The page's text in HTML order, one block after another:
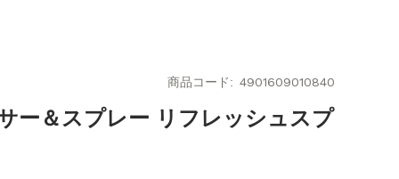
商品コード 4901609010840
ー＆スプレー リフレッシュスプ